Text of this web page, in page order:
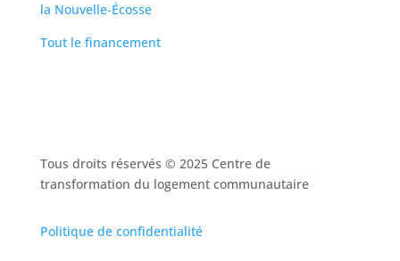
la Nouvelle-Écosse
Tout le financement
Tous droits réservés © 2025 Centre de
transformation du logement communautaire
Politique de confidentialité